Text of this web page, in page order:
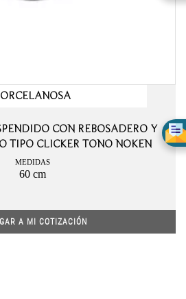
CON REBOSADERO Y
TIPO CLICKER TONO NOKEN
MEDIDAS
60 cm
A MI COTIZACIÓN